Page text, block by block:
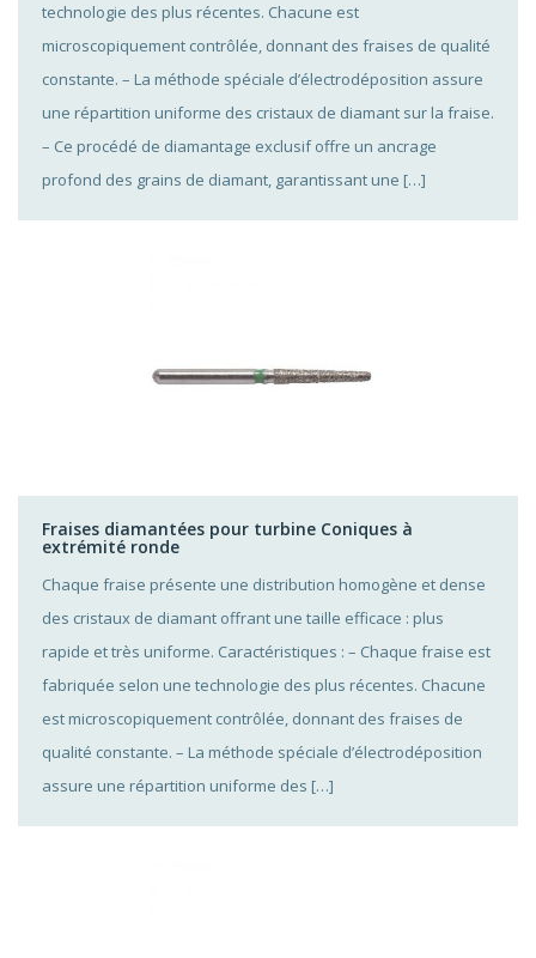
technologie des plus récentes. Chacune est
microscopiquement contrôlée, donnant des fraises de qualité
constante. – La méthode spéciale d’électrodéposition assure
une répartition uniforme des cristaux de diamant sur la fraise.
– Ce procédé de diamantage exclusif offre un ancrage
profond des grains de diamant, garantissant une […]
Fraises diamantées pour turbine Coniques à
extrémité ronde
Chaque fraise présente une distribution homogène et dense
des cristaux de diamant offrant une taille efficace : plus
rapide et très uniforme. Caractéristiques : – Chaque fraise est
fabriquée selon une technologie des plus récentes. Chacune
est microscopiquement contrôlée, donnant des fraises de
qualité constante. – La méthode spéciale d’électrodéposition
assure une répartition uniforme des […]